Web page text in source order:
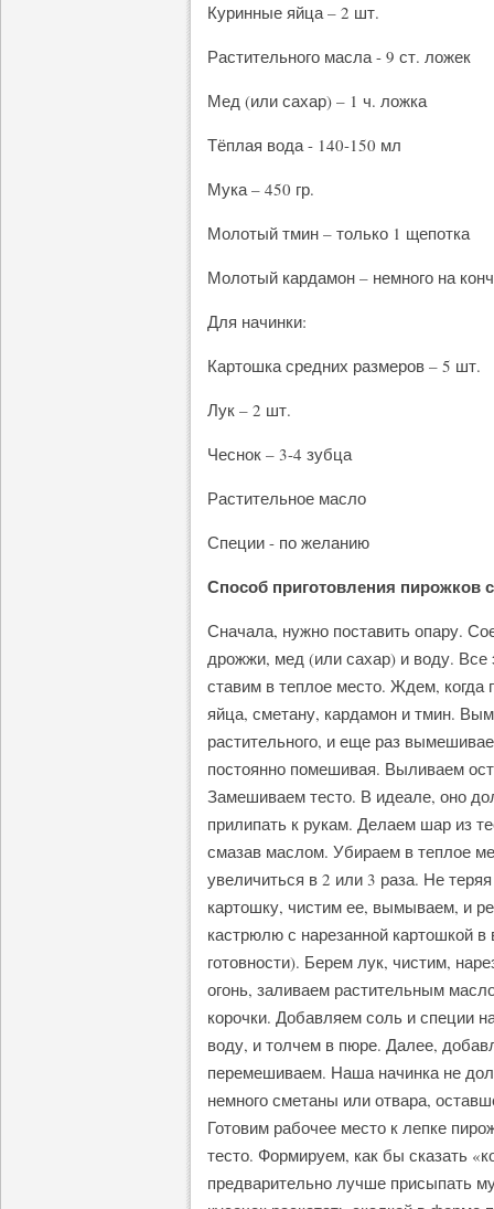
Куринные яйца – 2 шт.
Растительного масла - 9 ст. ложек
Мед (или сахар) – 1 ч. ложка
Тёплая вода - 140-150 мл
Мука – 450 гр.
Молотый тмин – только 1 щепотка
Молотый кардамон – немного на
Для начинки:
Картошка средних размеров – 5 шт.
Лук – 2 шт.
Чеснок – 3-4 зубца
Растительное масло
Специи - по желанию
Способ приготовления пирожков
Сначала, нужно поставить опару.
дрожжи, мед (или сахар) и воду.
ставим в теплое место. Ждем,
яйца, сметану, кардамон и тмин.
растительного, и еще раз
постоянно помешивая. Выливаем
Замешиваем тесто. В идеале, оно
прилипать к рукам. Делаем шар из
смазав маслом. Убираем в теплое
увеличиться в 2 или 3 раза. Не
картошку, чистим ее, вымываем, и
кастрюлю с нарезанной картошкой
готовности). Берем лук, чистим,
огонь, заливаем растительным
корочки. Добавляем соль и специи
воду, и толчем в пюре. Далее,
перемешиваем. Наша начинка не
немного сметаны или отвара,
Готовим рабочее место к лепке
тесто. Формируем, как бы сказать
предварительно лучше присыпать